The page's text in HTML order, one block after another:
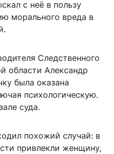
с неё в пользу
морального вреда в
Следственного
области Александр
была оказана
психологическую.
суда.
похожий случай: в
привлекли женщину,